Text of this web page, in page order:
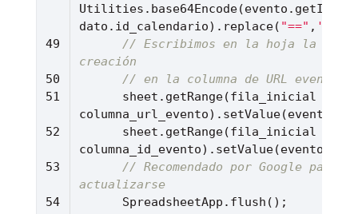
dato.id_calendario).replace( "==" , ''
// Escribimos en la hoja la
creación
// en la columna de URL evento y
// Recomendado por Google
actualizarse